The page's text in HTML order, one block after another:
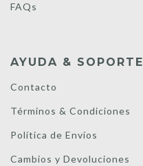
FAQs
AYUDA & SOPORTE
Contacto
Términos & Condiciones
Política de Envíos
Cambios y Devoluciones